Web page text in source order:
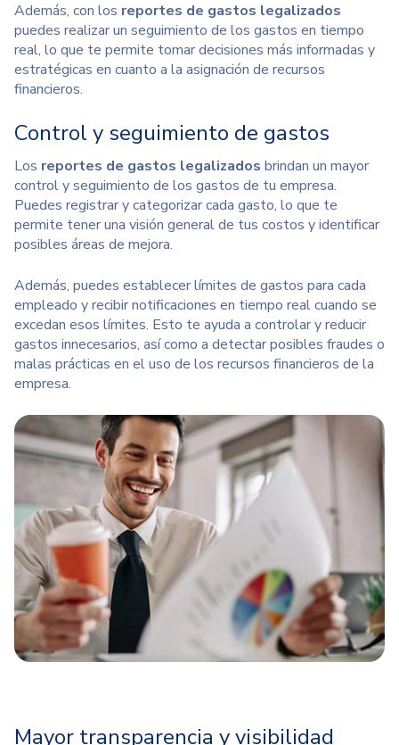
Además, con los reportes de gastos legalizados
puedes realizar un seguimiento de los gastos en tiempo
real, lo que te permite tomar decisiones más informadas y
estratégicas en cuanto a la asignación de recursos
financieros.
Control y seguimiento de gastos
Los reportes de gastos legalizados brindan un mayor
control y seguimiento de los gastos de tu empresa.
Puedes registrar y categorizar cada gasto, lo que te
permite tener una visión general de tus costos y identificar
posibles áreas de mejora.
Además, puedes establecer límites de gastos para cada
empleado y recibir notificaciones en tiempo real cuando se
excedan esos límites. Esto te ayuda a controlar y reducir
gastos innecesarios, así como a detectar posibles fraudes o
malas prácticas en el uso de los recursos financieros de la
empresa.
Mayor transparencia y visibilidad